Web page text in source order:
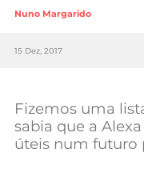
Negócios
Nuno Margarido
15 Dez, 2017
Fizemos uma
sabia que a
úteis num futuro